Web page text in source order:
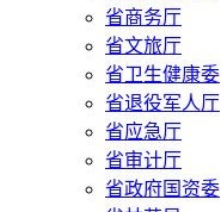
省商务厅
省文旅厅
省卫生健康委
省退役军人厅
省应急厅
省审计厅
省政府国资委